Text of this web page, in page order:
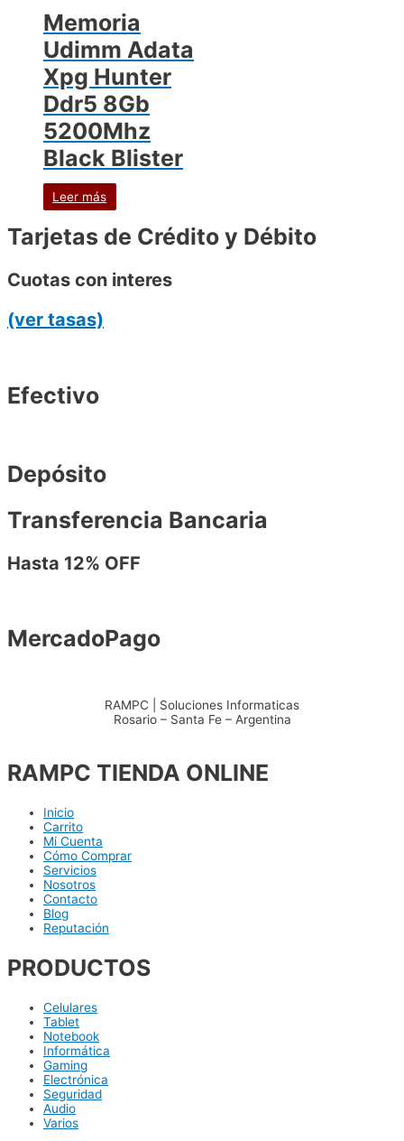
Memoria
Udimm Adata
Xpg Hunter
Ddr5 8Gb
5200Mhz
Black Blister
Leer más
Tarjetas de Crédito y Débito
Cuotas con interes
(ver tasas)
Efectivo
Depósito
Transferencia Bancaria
Hasta 12% OFF
MercadoPago
RAMPC | Soluciones Informaticas
Rosario – Santa Fe – Argentina
RAMPC TIENDA ONLINE
Inicio
Carrito
Mi Cuenta
Cómo Comprar
Servicios
Nosotros
Contacto
Blog
Reputación
PRODUCTOS
Celulares
Tablet
Notebook
Informática
Gaming
Electrónica
Seguridad
Audio
Varios